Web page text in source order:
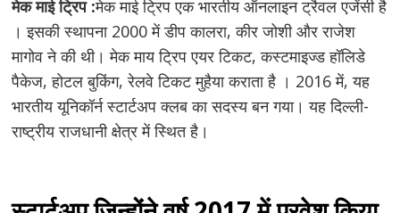
मेक माई ट्रिप :मेक माई ट्रिप एक भारतीय ऑनलाइन ट्रैवल एजेंसी है
। इसकी स्थापना 2000 में डीप कालरा, कीर जोशी और राजेश
मागोव ने की थी। मेक माय ट्रिप एयर टिकट, कस्टमाइज्ड हॉलिडे
पैकेज, होटल बुकिंग, रेलवे टिकट मुहैया कराता है । 2016 में, यह
भारतीय यूनिकॉर्न स्टार्टअप क्लब का सदस्य बन गया। यह दिल्ली-
राष्ट्रीय राजधानी क्षेत्र में स्थित है।